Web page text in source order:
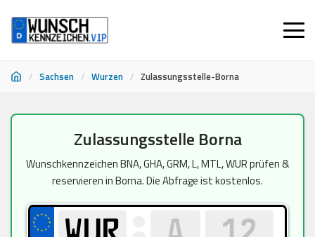
/ Sachsen / Wurzen / Zulassungsstelle-Borna
springen
Zulassungsstelle Borna
Wunschkennzeichen BNA, GHA, GRM, L, MTL, WUR prüfen &
reservieren in Borna. Die Abfrage ist kostenlos.